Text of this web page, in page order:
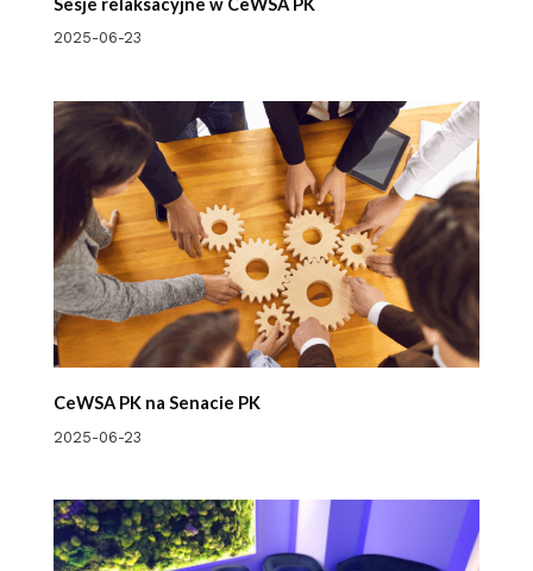
2025-06-23
CeWSA PK na Senacie PK
2025-06-23